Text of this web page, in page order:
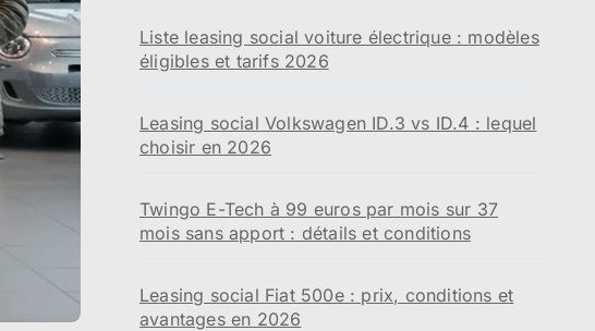
Liste leasing social voiture électrique : modèles
éligibles et tarifs 2026
Leasing social Volkswagen ID.3 vs ID.4 : lequel
choisir en 2026
Twingo E-Tech à 99 euros par mois sur 37
mois sans apport : détails et conditions
Leasing social Fiat 500e : prix, conditions et
avantages en 2026